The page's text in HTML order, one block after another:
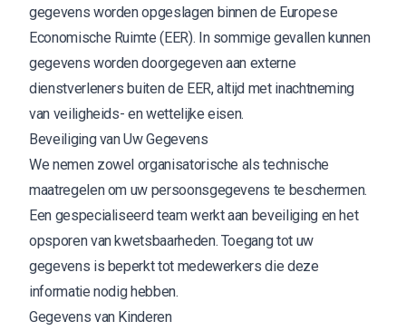
gegevens worden opgeslagen binnen de Europese
Economische Ruimte (EER). In sommige gevallen kunnen
gegevens worden doorgegeven aan externe
dienstverleners buiten de EER, altijd met inachtneming
van veiligheids- en wettelijke eisen.
Beveiliging van Uw Gegevens
We nemen zowel organisatorische als technische
maatregelen om uw persoonsgegevens te beschermen.
Een gespecialiseerd team werkt aan beveiliging en het
opsporen van kwetsbaarheden. Toegang tot uw
gegevens is beperkt tot medewerkers die deze
informatie nodig hebben.
Gegevens van Kinderen